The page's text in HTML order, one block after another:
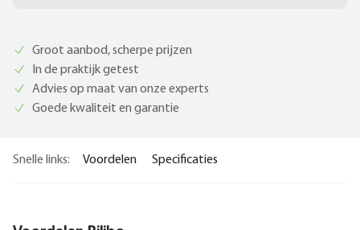
Groot aanbod, scherpe prijzen
In de praktijk getest
Advies op maat van onze experts
Goede kwaliteit en garantie
Snelle links: Voordelen Specificaties